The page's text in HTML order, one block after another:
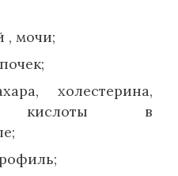
, мочи;
холестерина,
кислоты в